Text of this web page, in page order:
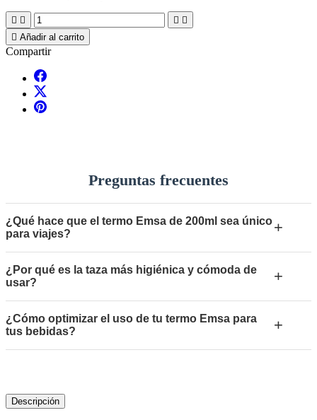
   
 Añadir al carrito
Compartir
Preguntas frecuentes
¿Qué hace que el termo Emsa de 200ml sea único
para viajes?
+
¿Por qué es la taza más higiénica y cómoda de
usar?
+
¿Cómo optimizar el uso de tu termo Emsa para
tus bebidas?
+
Descripción